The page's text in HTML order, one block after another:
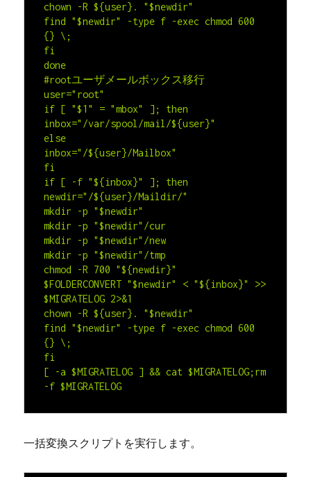
chown -R ${user}. "$newdir"
find "$newdir" -type f -exec chmod 600
{} \;
fi
done
#rootユーザメールボックス移行
user="root"
if [ "$1" = "mbox" ]; then
inbox="/var/spool/mail/${user}"
else
inbox="/${user}/Mailbox"
fi
if [ -f "${inbox}" ]; then
newdir="/${user}/Maildir/"
mkdir -p "$newdir"
mkdir -p "$newdir"/cur
mkdir -p "$newdir"/new
mkdir -p "$newdir"/tmp
chmod -R 700 "${newdir}"
$FOLDERCONVERT "$newdir" < "${inbox}" >>
$MIGRATELOG 2>&1
chown -R ${user}. "$newdir"
find "$newdir" -type f -exec chmod 600
{} \;
fi
[ -a $MIGRATELOG ] && cat $MIGRATELOG;rm
一括変換スクリプトを実行します。